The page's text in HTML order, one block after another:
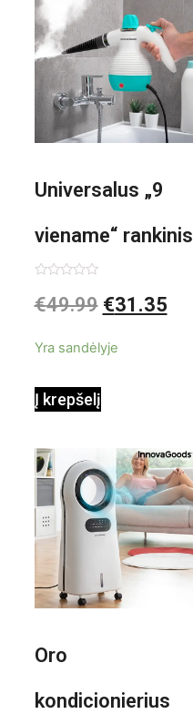
Universalus „9
viename“ rankinis
garintuvas su
0,35 L 3 Bar
1000W
0
iš
€49.99 €31.35
Yra sandėlyje
Į krepšelį
Oro
kondicionierius